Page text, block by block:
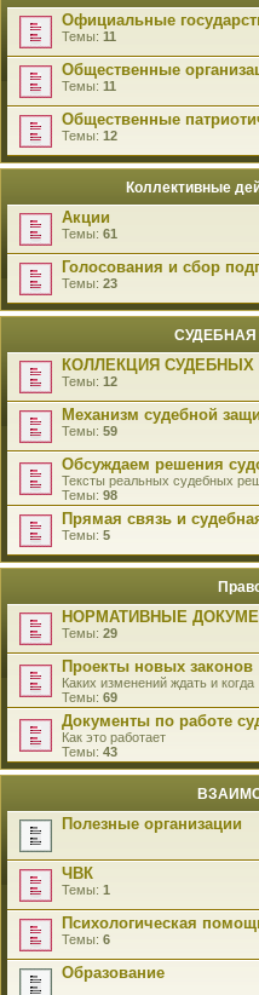
Официальные
Темы: 11
Общественные
Темы: 11
Общественные
Темы: 12
Коллективные
Акции
Темы: 61
Голосования и сбор
Темы: 23
КОЛЛЕКЦИЯ
Темы: 12
Механизм судебной
Темы: 59
Обсуждаем решения
Тексты реальных судебных
Темы: 98
Прямая связь и
Темы: 5
НОРМАТИВНЫЕ
Темы: 29
Проекты новых законов
Каких изменений ждать и когда
Темы: 69
Документы по работе
Как это работает
Темы: 43
Полезные организации
ЧВК
Темы: 1
Психологическая
Темы: 6
Образование